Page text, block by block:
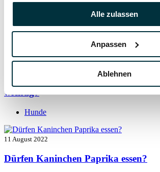
Alle zulassen
Anpassen
Ablehnen
Vitamin B für den Hund: Für was ist
Hunde
13 August 2022
wichtig?
Hunde
11 August 2022
Dürfen Kaninchen Paprika essen?